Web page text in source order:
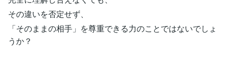
その違いを否定せず、
「そのままの相手」を尊重できる力のことではないでしょ
うか？